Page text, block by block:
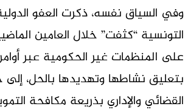
وفي السياق نفسه، ذكرت العفو
التونسية “كثفت” خلال العامين
على المنظمات غير الحكومية عبر
بتعليق نشاطها وتهديدها بالحل،
القضائي والإداري بذريعة مكافحة